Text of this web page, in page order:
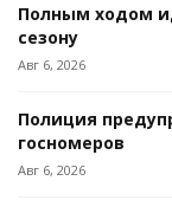
Полным ходом
сезону
Авг 6, 2026
Полиция
госномеров
Авг 6, 2026